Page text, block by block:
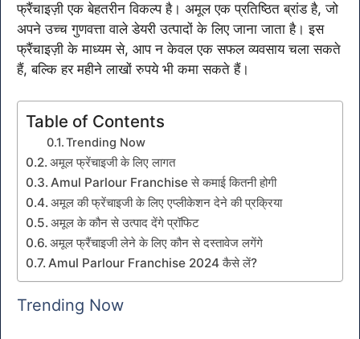
फ्रैंचाइज़ी एक बेहतरीन विकल्प है। अमूल एक प्रतिष्ठित ब्रांड है, जो
अपने उच्च गुणवत्ता वाले डेयरी उत्पादों के लिए जाना जाता है। इस
फ्रैंचाइज़ी के माध्यम से, आप न केवल एक सफल व्यवसाय चला सकते
हैं, बल्कि हर महीने लाखों रुपये भी कमा सकते हैं।
Table of Contents
Trending Now
अमूल फ्रेंचाइजी के लिए लागत
Amul Parlour Franchise से कमाई कितनी होगी
अमूल की फ्रेंचाइजी के लिए एप्लीकेशन देने की प्रक्रिया
अमूल के कौन से उत्पाद देंगे प्रॉफिट
अमूल फ्रैंचाइजी लेने के लिए कौन से दस्तावेज लगेंगे
Amul Parlour Franchise 2024 कैसे लें?
Trending Now